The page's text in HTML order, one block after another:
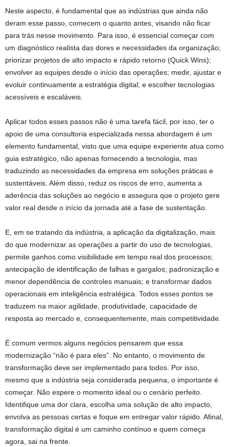
Neste aspecto, é fundamental que as indústrias que ainda não
deram esse passo, comecem o quanto antes, visando não ficar
para trás nesse movimento. Para isso, é essencial começar com
um diagnóstico realista das dores e necessidades da organização;
priorizar projetos de alto impacto e rápido retorno (Quick Wins);
envolver as equipes desde o início das operações; medir, ajustar e
evoluir continuamente a estratégia digital; e escolher tecnologias
acessíveis e escaláveis.
Aplicar todos esses passos não é uma tarefa fácil, por isso, ter o
apoio de uma consultoria especializada nessa abordagem é um
elemento fundamental, visto que uma equipe experiente atua como
guia estratégico, não apenas fornecendo a tecnologia, mas
traduzindo as necessidades da empresa em soluções práticas e
sustentáveis. Além disso, reduz os riscos de erro, aumenta a
aderência das soluções ao negócio e assegura que o projeto gere
valor real desde o início da jornada até a fase de sustentação.
E, em se tratando da indústria, a aplicação da digitalização, mais
do que modernizar as operações a partir do uso de tecnologias,
permite ganhos como visibilidade em tempo real dos processos;
antecipação de identificação de falhas e gargalos; padronização e
menor dependência de controles manuais; e transformar dados
operacionais em inteligência estratégica. Todos esses pontos se
traduzem na maior agilidade, produtividade, capacidade de
resposta ao mercado e, consequentemente, mais competitividade.
É comum vermos alguns negócios pensarem que essa
modernização “não é para eles”. No entanto, o movimento de
transformação deve ser implementado para todos. Por isso,
mesmo que a indústria seja considerada pequena, o importante é
começar. Não espere o momento ideal ou o cenário perfeito.
Identifique uma dor clara, escolha uma solução de alto impacto,
envolva as pessoas certas e foque em entregar valor rápido. Afinal,
transformação digital é um caminho contínuo e quem começa
agora, sai na frente.